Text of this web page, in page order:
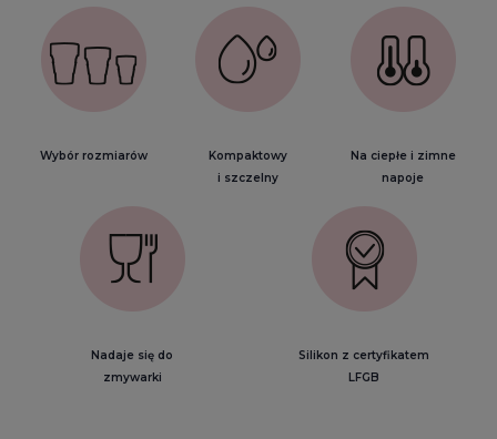
Wybór rozmiarów
Kompaktowy
i szczelny
Na ciepłe i zimne
napoje
Nadaje się do
zmywarki
Silikon z certyfikatem
LFGB